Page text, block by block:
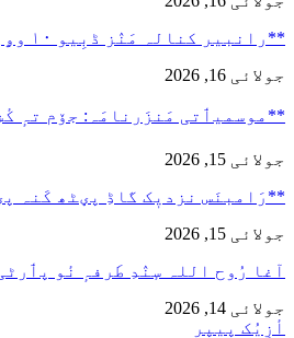
**رانبیر کنالہ مَنٛز ڈبِیو ۱۰ وۄہر لٔڑکہِ، ایس ڈی آر ایفَن…
جولائی 16, 2026
**موسمیٲتی مَنزَرنامَہ: جۆم تہٕ
جولائی 15, 2026
**رَامبنَس نزدیٖک گاڈِ پؠٹھ کَنہ
جولائی 15, 2026
آغا رُوح اللہ سٕنٛدِ طَرفہٕ نٔو
جولائی 14, 2026
أزِیُک پیپر